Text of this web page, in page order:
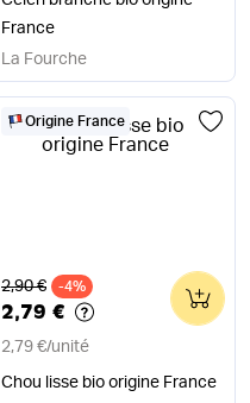
France
La Fourche
Origine France
Ancien prix
2,90 € -4%
2,79 €
2,79 €/unité
Chou lisse bio origine France
0